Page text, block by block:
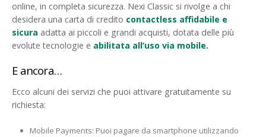
online, in completa sicurezza. Nexi Classic si rivolge a chi
desidera una carta di credito contactless affidabile e
sicura adatta ai piccoli e grandi acquisti, dotata delle più
evolute tecnologie e abilitata all’uso via mobile.
E ancora…
Ecco alcuni dei servizi che puoi attivare gratuitamente su
richiesta:
Mobile Payments: Puoi pagare da smartphone utilizzando